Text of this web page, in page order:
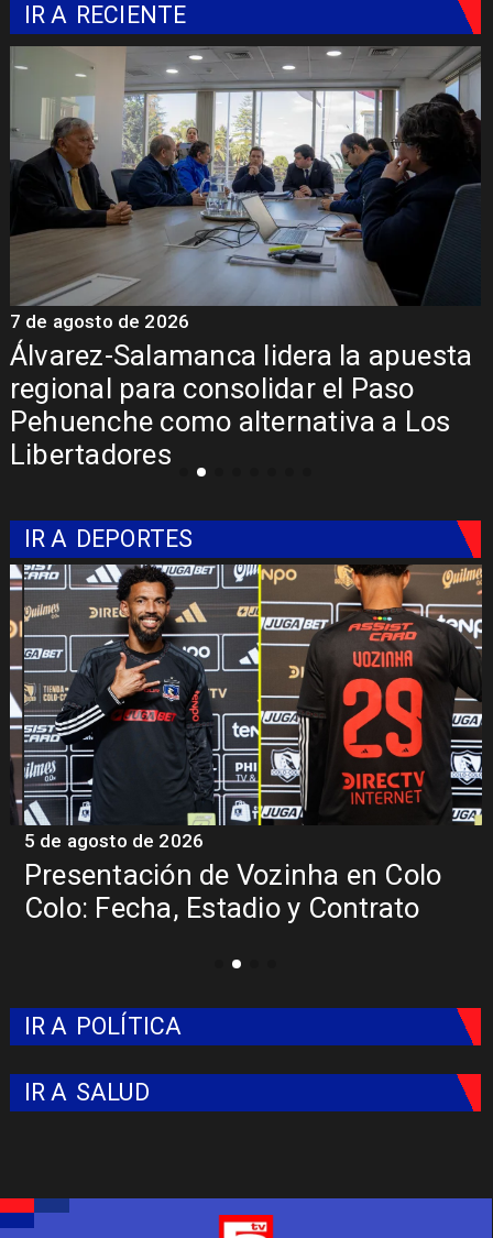
IR A RECIENTE
Álvarez-Salamanca lidera la apuesta
regional para consolidar el Paso
Pehuenche como alternativa a Los
Libertadores
7 de agosto de 2026
IR A DEPORTES
Presentación de Vozinha en Colo
Colo: Fecha, Estadio y Contrato
5 de agosto de 2026
IR A POLÍTICA
IR A SALUD